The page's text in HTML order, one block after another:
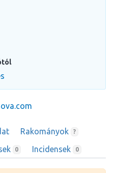
Rakományok ?
0 Incidensek 0